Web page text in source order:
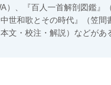
）、『百人一首解剖図鑑』
和歌とその時代』（笠
文・校注・解説）などがあ